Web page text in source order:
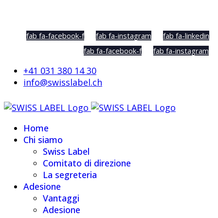
fab fa-facebook-f fab fa-instagram
fab fa-linkedin
fab fa-facebook-f
fab fa-instagram
+41 031 380 14 30
info@swisslabel.ch
Home
Chi siamo
Swiss Label
Comitato di direzione
La segreteria
Adesione
Vantaggi
Adesione